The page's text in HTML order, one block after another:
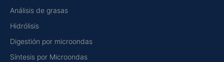
Análisis de grasas
Hidrólisis
Digestión por microondas
Síntesis por Microondas